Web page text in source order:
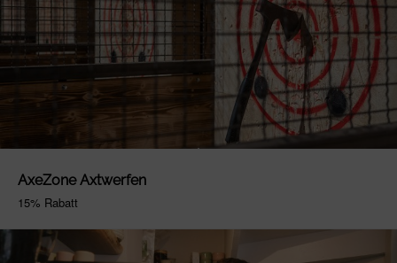
AxeZone Axtwerfen
15% Rabatt